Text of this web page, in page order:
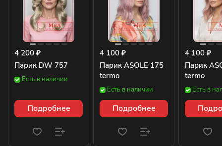
4 200 ₽
Парик DW 757
Есть в наличии
Подробнее
4 100 ₽
Парик ASOLE 175
termo
Есть в наличии
Подробнее
4 100 ₽
Парик
termo
Есть в